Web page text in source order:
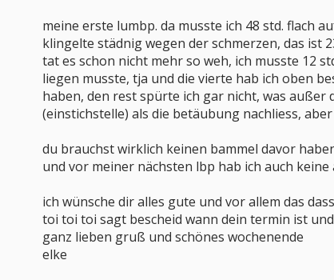
meine erste lumbp. da musste ich 48 std. flach
klingelte städnig wegen der schmerzen, das ist
tat es schon nicht mehr so weh, ich musste 12
liegen musste, tja und die vierte hab ich oben
haben, den rest spürte ich gar nicht, was
(einstichstelle) als die betäubung nachliess,
du brauchst wirklich keinen bammel davor
und vor meiner nächsten lbp hab ich auch
ich wünsche dir alles gute und vor allem das
toi toi toi sagt bescheid wann dein termin ist
ganz lieben gruß und schönes wochenende
elke